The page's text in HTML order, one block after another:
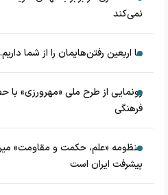
نمی‌کند
ما اربعین رفتن‌هایمان را از شما
رونمایی از طرح ملی «مهرورزی» با
فرهنگی
منظومه «علم، حکمت و مقاومت»
پیشرفت ایران است